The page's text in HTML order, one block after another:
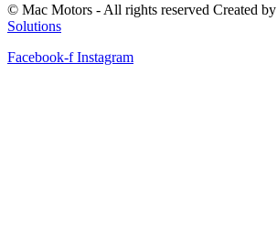
© Mac Motors - All rights reserved Created by
Solutions
Facebook-f Instagram